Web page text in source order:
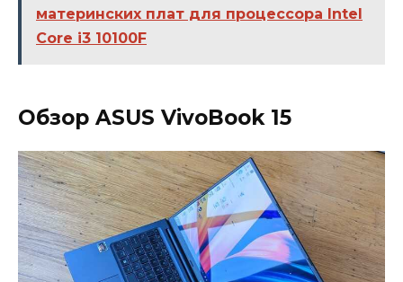
материнских плат для процессора Intel
Core i3 10100F
Обзор ASUS VivoBook 15